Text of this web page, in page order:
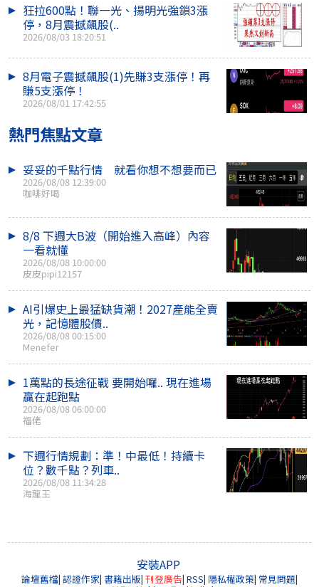
狂拉600點！聯一光、揚明光強鎖3漲
停，8月震撼飆股(..
2026/08/03 18:20:51
8月電子震撼飆股(1)先賺3支漲停！再
賺5支漲停！
2026/08/01 17:42:55
熱門焦點文章
妥妥的千點行情 就看你想不想要而已
2026/08/08 12:39:00
咖啡好喝
8/8 下週大B波（開始進入高峰）內容
一看就懂
2026/08/08 10:00:00
皮皮pipi12157
AI引爆史上最猛缺貨潮！2027產能全賣
光，記憶體股價..
2026/08/08 00:15:00
Menefer
1萬點的長途征戰 要開始囉.. 現在進場
贏在起跑點
2026/08/08 06:00:00
福佬
下週行情規劃：準！中最低！持續卡
位？數千點？列車..
2026/08/08 11:34:28
海龍王
安裝APP
論壇舊檔| 認證作家| 書籍出版| 刊登廣告| RSS| 隱私權政策| 常見問題|